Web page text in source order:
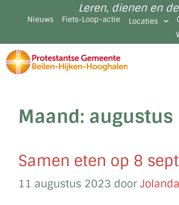
Leren, dienen en
Nieuws Fiets-Loop-actie Locaties
Maand: augustus
Samen eten op 8
11 augustus 2023 door Jolanda